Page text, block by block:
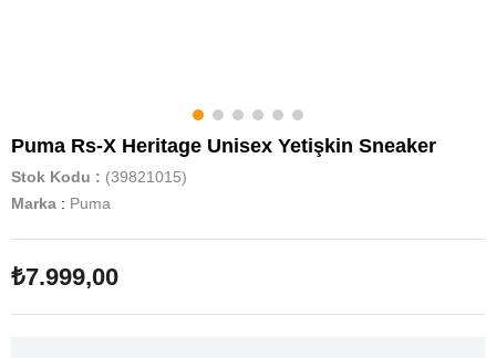
Puma Rs-X Heritage Unisex Yetişkin Sneaker
Stok Kodu
(39821015)
Marka : Puma
₺7.999,00